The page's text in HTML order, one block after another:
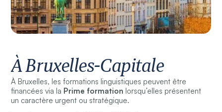
À Bruxelles-Capitale
À Bruxelles, les formations linguistiques peuvent être
financées via la Prime formation lorsqu’elles présentent
un caractère urgent ou stratégique.